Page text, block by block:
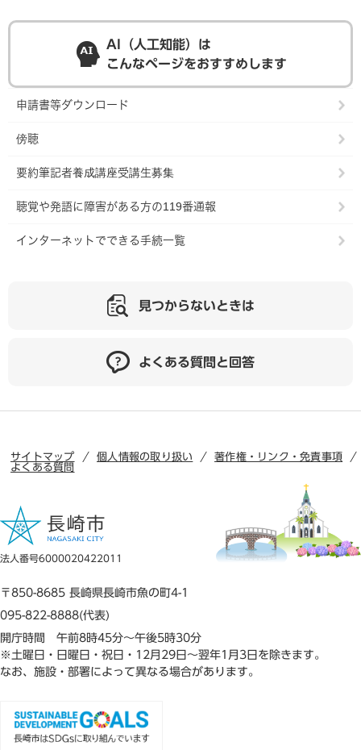
AI（人工知能）は
こんなページをおすすめします
申請書等ダウンロード
傍聴
要約筆記者養成講座受講生募集
聴覚や発語に障害がある方の119番通報
インターネットでできる手続一覧
見つからないときは
よくある質問と回答
サイトマップ 個人情報の取り扱い
著作権・リンク・免責事項
よくある質問
法人番号6000020422011
〒850-8685 長崎県長崎市魚の町4-1
095-822-8888(代表)
開庁時間 午前8時45分～午後5時30分
※土曜日・日曜日・祝日・12月29日～翌年1月3日を除きます。
なお、施設・部署によって異なる場合があります。